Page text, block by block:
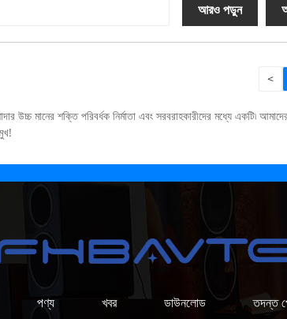
আরও পড়ুন
<
মানের শক্তি পরিবর্ধক নির্মাতা এবং সরবরাহকারীদের মধ্যে একটি৷
পণ্য খবর ডাউনলোড তদন্ত